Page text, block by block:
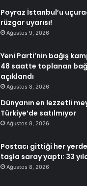
Poyraz İstanbul’u
rüzgar uyarısı!
Ağustos 9, 2026
Yeni Parti’nin bağış
48 saatte toplanan
açıklandı
Ağustos 8, 2026
Dünyanın en lezzetli
Türkiye’de satılmıyor
Ağustos 8, 2026
Postacı gittiği her
taşla saray yaptı: 33
Ağustos 8, 2026